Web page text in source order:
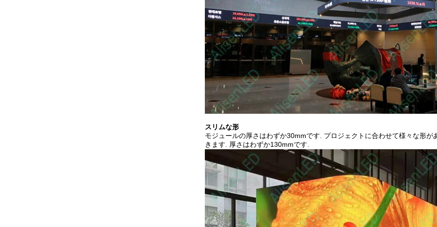
スリムな形
モジュールの厚さはわずか30mmです. プロジェクトに合わせて様々な形
きます. 厚さはわずか130mmです.